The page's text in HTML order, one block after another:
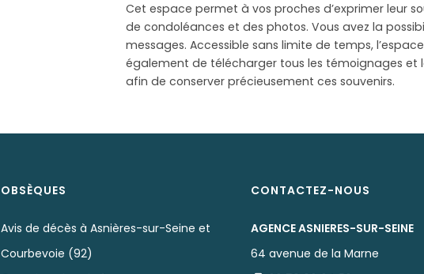
Cet espace permet à vos proches d’exprimer leur
de condoléances et des photos. Vous avez la
messages. Accessible sans limite de temps,
également de télécharger tous les témoignages et
afin de conserver précieusement ces souvenirs.
OBSÈQUES
Avis de décès à Asnières-sur-Seine et
Courbevoie (92)
CONTACTEZ-NOUS
AGENCE ASNIERES-SUR-SEINE
64 avenue de la Marne